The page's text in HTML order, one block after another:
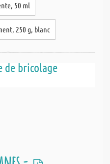
50 ml
250 g, blanc
de bricolage